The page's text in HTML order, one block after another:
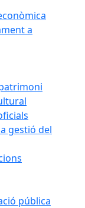
a
gestió del
pública